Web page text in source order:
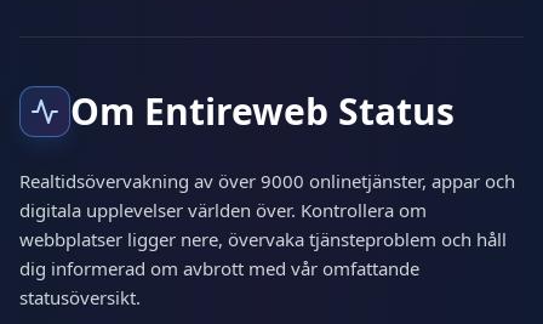
Om Entireweb Status
Realtidsövervakning av över 9000 onlinetjänster, appar och
digitala upplevelser världen över. Kontrollera om
webbplatser ligger nere, övervaka tjänsteproblem och håll
dig informerad om avbrott med vår omfattande
statusöversikt.